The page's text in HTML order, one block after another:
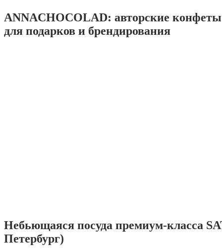
ANNACHOCOLAD: авторские
для подарков и брендирования
Небьющаяся посуда премиум-класса
Петербург)